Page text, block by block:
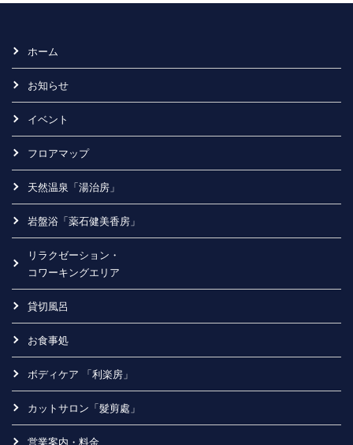
ホーム
お知らせ
イベント
フロアマップ
天然温泉「湯治房」
岩盤浴「薬石健美香房」
リラクゼーション・
コワーキングエリア
貸切風呂
お食事処
ボディケア 「利楽房」
カットサロン「髮剪處」
営業案内・料金